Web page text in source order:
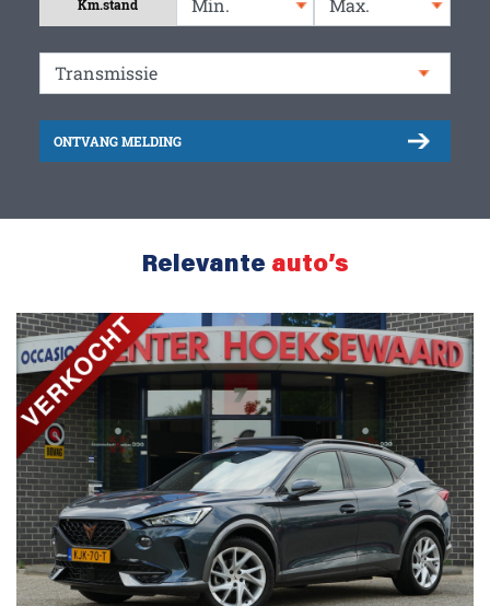
Km.stand
ONTVANG MELDING
Relevante auto’s